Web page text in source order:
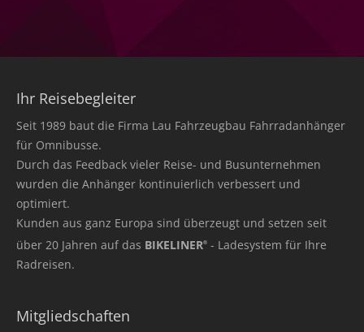
Ihr Reisebegleiter
Seit 1989 baut die Firma Lau Fahrzeugbau Fahrradanhänger
für Omnibusse.
Durch das Feedback vieler Reise- und Busunternehmen
wurden die Anhänger kontinuierlich verbessert und
optimiert.
Kunden aus ganz Europa sind überzeugt und setzen seit
über 20 Jahren auf das BIKELINER® - Ladesystem für Ihre
Radreisen.
Mitgliedschaften